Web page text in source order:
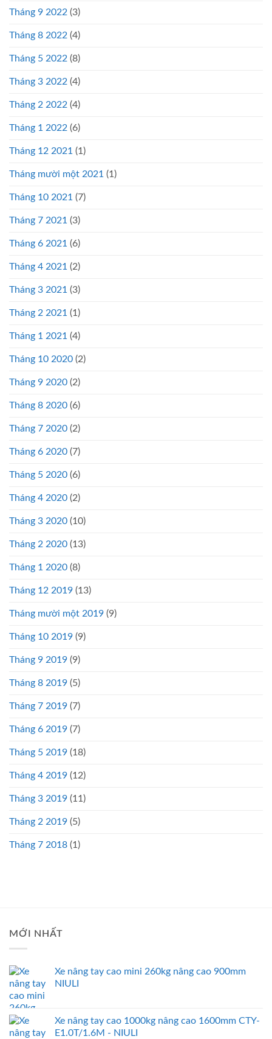
Tháng 9 2022 (3)
Tháng 8 2022 (4)
Tháng 5 2022 (8)
Tháng 3 2022 (4)
Tháng 2 2022 (4)
Tháng 1 2022 (6)
Tháng 12 2021 (1)
Tháng mười một 2021 (1)
Tháng 10 2021 (7)
Tháng 7 2021 (3)
Tháng 6 2021 (6)
Tháng 4 2021 (2)
Tháng 3 2021 (3)
Tháng 2 2021 (1)
Tháng 1 2021 (4)
Tháng 10 2020 (2)
Tháng 9 2020 (2)
Tháng 8 2020 (6)
Tháng 7 2020 (2)
Tháng 6 2020 (7)
Tháng 5 2020 (6)
Tháng 4 2020 (2)
Tháng 3 2020 (10)
Tháng 2 2020 (13)
Tháng 1 2020 (8)
Tháng 12 2019 (13)
Tháng mười một 2019 (9)
Tháng 10 2019 (9)
Tháng 9 2019 (9)
Tháng 8 2019 (5)
Tháng 7 2019 (7)
Tháng 6 2019 (7)
Tháng 5 2019 (18)
Tháng 4 2019 (12)
Tháng 3 2019 (11)
Tháng 2 2019 (5)
Tháng 7 2018 (1)
MỚI NHẤT
Xe nâng tay cao mini 260kg nâng cao 900mm
NIULI
Xe nâng tay cao 1000kg nâng cao 1600mm CTY-
E1.0T/1.6M - NIULI